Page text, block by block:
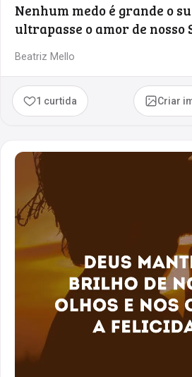
Nenhum medo é grande o
ultrapasse o amor de nosso
Beatriz Mello
1 curtida Criar